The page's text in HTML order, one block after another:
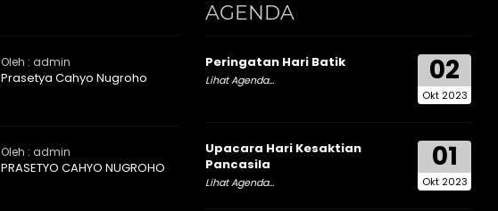
Oleh : admin
Prasetya Cahyo Nugroho
Oleh : admin
PRASETYO CAHYO NUGROHO
AGENDA
02
Okt 2023
Peringatan Hari Batik
Lihat Agenda...
01
Okt 2023
Upacara Hari Kesaktian
Pancasila
Lihat Agenda...